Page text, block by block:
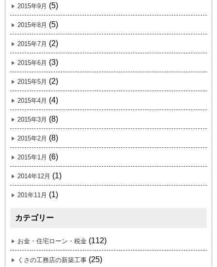
2015年9月 (5)
2015年8月 (5)
2015年7月 (2)
2015年6月 (3)
2015年5月 (2)
2015年4月 (4)
2015年3月 (8)
2015年2月 (8)
2015年1月 (6)
2014年12月 (1)
201年11月 (1)
カテゴリー
お金・住宅ローン・税金 (112)
くさの工務店の新築工事 (25)